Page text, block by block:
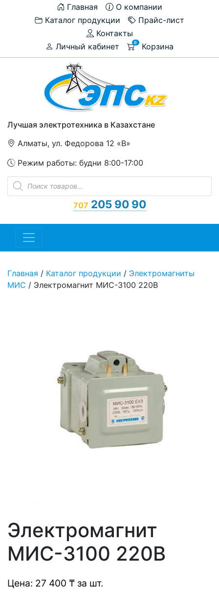
Главная
О компании
Каталог продукции
Прайс-лист
Контакты
Личный кабинет
0 Корзина
Лучшая электротехника в Казахстане
Алматы, ул. Федорова 12 «В»
Режим работы: будни 8:00-17:00
Поиск
товаров
707 205 90 90
Главная / Каталог продукции / Электромагниты
МИС / Электромагнит МИС-3100 220В
Электромагнит
МИС-3100 220В
Цена: 27 400 ₸ за шт.